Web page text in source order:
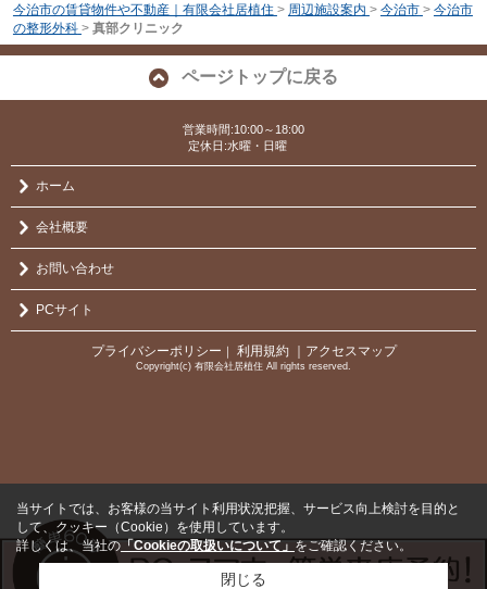
今治市の賃貸物件や不動産｜有限会社居植住 > 周辺施設案内 > 今治市 > 今治市
の整形外科 > 真部クリニック
ページトップに戻る
営業時間:10:00～18:00
定休日:水曜・日曜
ホーム
会社概要
お問い合わせ
PCサイト
プライバシーポリシー ｜ 利用規約 ｜アクセスマップ
Copyright(c) 有限会社居植住 All rights reserved.
当サイトでは、お客様の当サイト利用状況把握、サービス向上検討を目的と
して、クッキー（Cookie）を使用しています。
詳しくは、当社の 「Cookieの取扱いについて」 をご確認ください。
閉じる